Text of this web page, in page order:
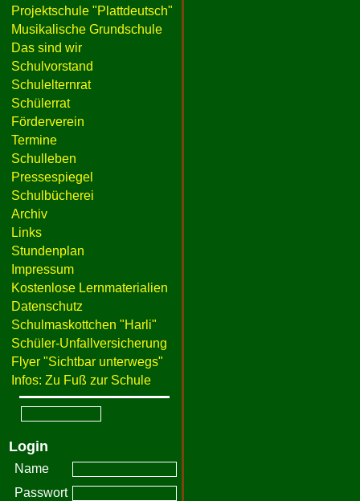
Projektschule "Plattdeutsch"
Musikalische Grundschule
Das sind wir
Schulvorstand
Schulelternrat
Schülerrat
Förderverein
Termine
Schulleben
Pressespiegel
Schulbücherei
Archiv
Links
Stundenplan
Impressum
Kostenlose Lernmaterialien
Datenschutz
Schulmaskottchen "Harli"
Schüler-Unfallversicherung
Flyer "Sichtbar unterwegs"
Infos: Zu Fuß zur Schule
Login
Name
Passwort